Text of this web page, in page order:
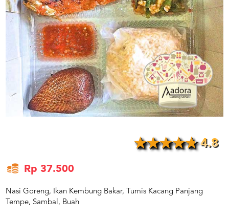
CATERERS
BLOG
CONDITIONS
CENTER
021
4.8
Rp 37.500
Nasi Goreng, Ikan Kembung Bakar, Tumis Kacang Panjang
Tempe, Sambal, Buah